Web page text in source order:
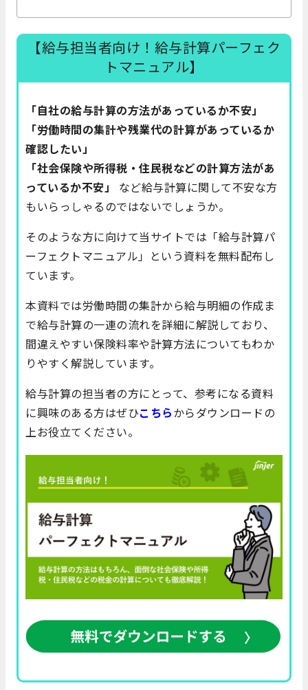
【給与担当者向け！給与計算パーフェク
トマニュアル】
「自社の給与計算の方法があっているか不安」
「労働時間の集計や残業代の計算があっているか
確認したい」
「社会保険や所得税・住民税などの計算方法があ
っているか不安」 など給与計算に関して不安な方
もいらっしゃるのではないでしょうか。
そのような方に向けて当サイトでは「給与計算パ
ーフェクトマニュアル」という資料を無料配布し
ています。
本資料では労働時間の集計から給与明細の作成ま
で給与計算の一連の流れを詳細に解説しており、
間違えやすい保険料率や計算方法についてもわか
りやすく解説しています。
給与計算の担当者の方にとって、参考になる資料
に興味のある方はぜひこちらからダウンロードの
上お役立てください。